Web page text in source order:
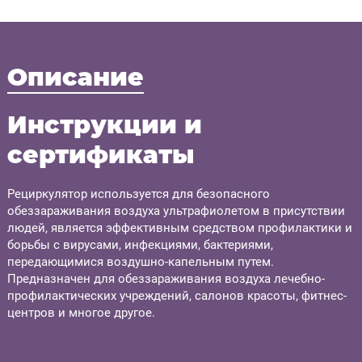
Описание
Инструкции и
сертификаты
Рециркулятор используется для безопасного
обеззараживания воздуха ультрафиолетом в присутствии
людей, является эффективным средством профилактики и
борьбы с вирусами, инфекциями, бактериями,
передающимися воздушно-капельным путем.
Предназначен для обеззараживания воздуха лечебно-
профилактических учреждений, салонов красоты, фитнес-
центров и многое другое.